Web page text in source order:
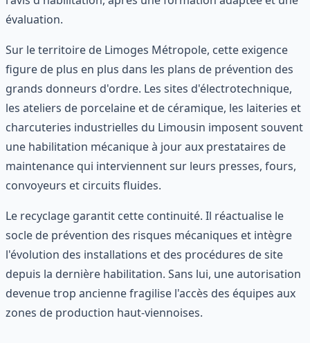
évaluation.
Sur le territoire de Limoges Métropole, cette exigence
figure de plus en plus dans les plans de prévention des
grands donneurs d'ordre. Les sites d'électrotechnique,
les ateliers de porcelaine et de céramique, les laiteries et
charcuteries industrielles du Limousin imposent souvent
une habilitation mécanique à jour aux prestataires de
maintenance qui interviennent sur leurs presses, fours,
convoyeurs et circuits fluides.
Le recyclage garantit cette continuité. Il réactualise le
socle de prévention des risques mécaniques et intègre
l'évolution des installations et des procédures de site
depuis la dernière habilitation. Sans lui, une autorisation
devenue trop ancienne fragilise l'accès des équipes aux
zones de production haut-viennoises.